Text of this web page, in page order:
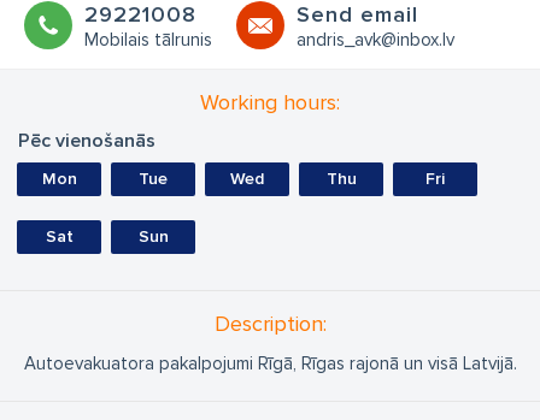
29221008
Mobilais tālrunis
Send email
andris_avk@inbox.lv
Working hours:
Pēc vienošanās
Mon Tue Wed Thu Fri
Sat Sun
Description:
Autoevakuatora pakalpojumi Rīgā, Rīgas rajonā un visā Latvijā.